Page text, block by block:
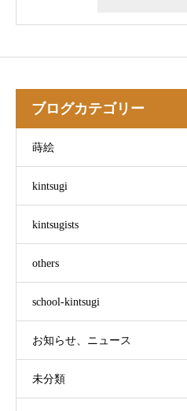
ブログカテゴリー
蒔絵
kintsugi
kintsugists
others
school-kintsugi
お知らせ、ニュース
未分類